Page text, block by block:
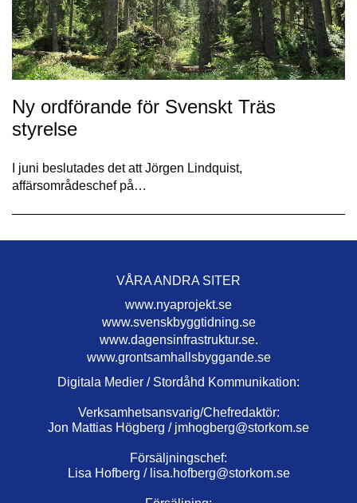
Ny ordförande för Svenskt Träs
styrelse
I juni beslutades det att Jörgen Lindquist,
affärsområdeschef på…
VÅRA ANDRA SITER
www.nyaprojekt.se
www.svenskbyggtidning.se
www.dagensinfrastruktur.se.
www.grontsamhallsbyggande.se
Digitala Medier / Stordåhd Kommunikation:
Verksamhetsansvarig/Chefredaktör:
Jon Mattias Högberg / jmhogberg@storkom.se
Försäljningschef:
Lisa Hofberg / lisa.hofberg@storkom.se